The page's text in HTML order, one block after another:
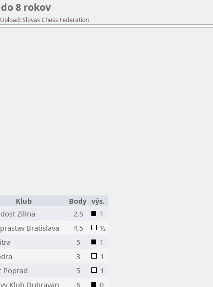
8 rokov
Slovak Chess Federation
Klub Body výs.
Zilina 2,5
1
Bratislava 4,5
½
5
1
3
1
Poprad 5
1
Klub Dubravan 6 0